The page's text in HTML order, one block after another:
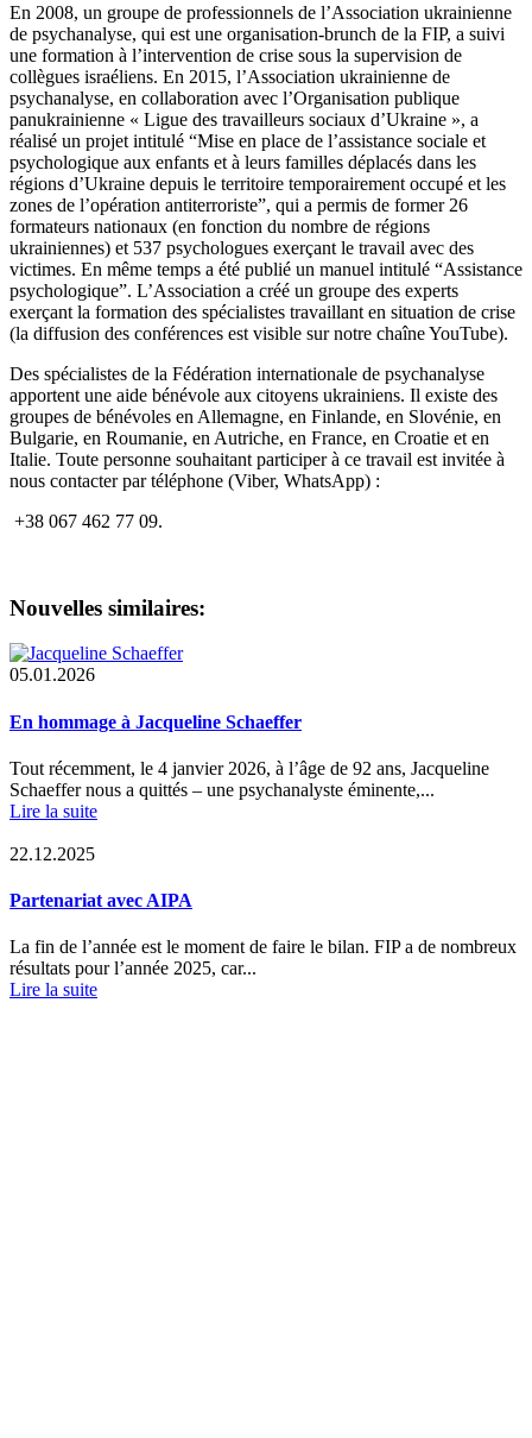
En 2008, un groupe de professionnels de l’Association ukrainienne
de psychanalyse, qui est une organisation-brunch de la FIP, a suivi
une formation à l’intervention de crise sous la supervision de
collègues israéliens. En 2015, l’Association ukrainienne de
psychanalyse, en collaboration avec l’Organisation publique
panukrainienne « Ligue des travailleurs sociaux d’Ukraine », a
réalisé un projet intitulé “Mise en place de l’assistance sociale et
psychologique aux enfants et à leurs familles déplacés dans les
régions d’Ukraine depuis le territoire temporairement occupé et les
zones de l’opération antiterroriste”, qui a permis de former 26
formateurs nationaux (en fonction du nombre de régions
ukrainiennes) et 537 psychologues exerçant le travail avec des
victimes. En même temps a été publié un manuel intitulé “Assistance
psychologique”. L’Association a créé un groupe des experts
exerçant la formation des spécialistes travaillant en situation de crise
(la diffusion des conférences est visible sur notre chaîne YouTube).
Des spécialistes de la Fédération internationale de psychanalyse
apportent une aide bénévole aux citoyens ukrainiens. Il existe des
groupes de bénévoles en Allemagne, en Finlande, en Slovénie, en
Bulgarie, en Roumanie, en Autriche, en France, en Croatie et en
Italie. Toute personne souhaitant participer à ce travail est invitée à
nous contacter par téléphone (Viber, WhatsApp) :
+38 067 462 77 09.
Nouvelles similaires:
05.01.2026
En hommage à Jacqueline Schaeffer
Tout récemment, le 4 janvier 2026, à l’âge de 92 ans, Jacqueline
Schaeffer nous a quittés – une psychanalyste éminente,...
Lire la suite
22.12.2025
Partenariat avec AIPA
La fin de l’année est le moment de faire le bilan. FIP a de nombreux
résultats pour l’année 2025, car...
Lire la suite